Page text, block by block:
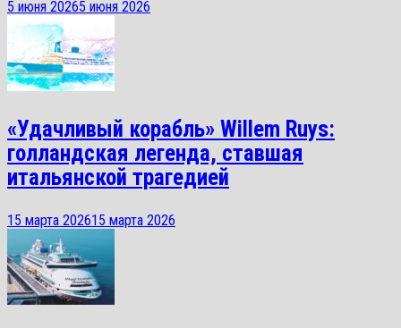
5 июня 20265 июня 2026
«Удачливый корабль» Willem Ruys:
голландская легенда, ставшая
итальянской трагедией
15 марта 202615 марта 2026